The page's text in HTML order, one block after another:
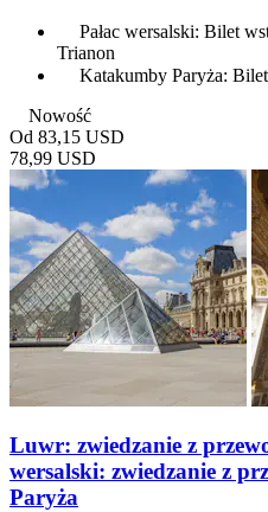
Pałac wersalski: Bilet
Trianon
Katakumby Paryża:
Nowość
Od 83,15 USD
78,99 USD
Luwr: zwiedzanie z
wersalski: zwiedzanie z
Paryża